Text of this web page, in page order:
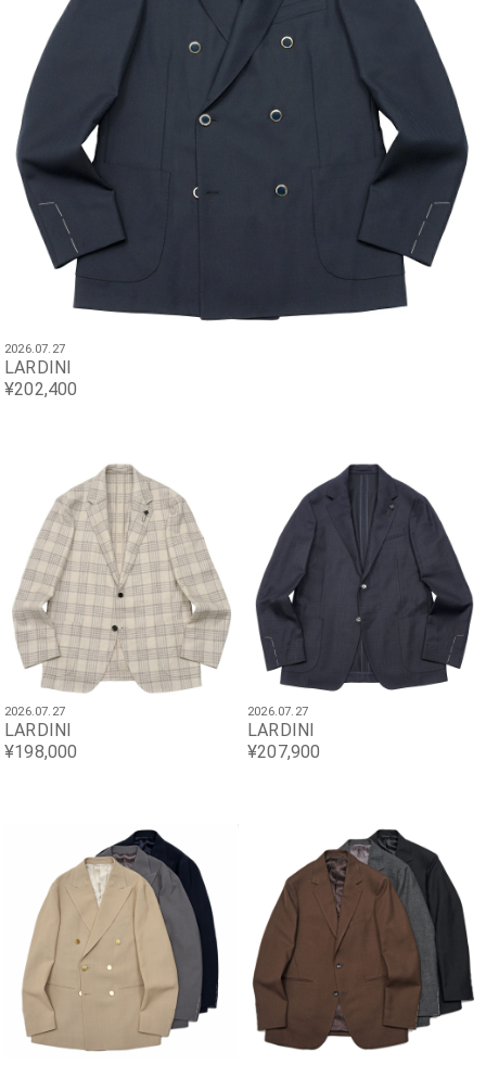
2026.07.27
LARDINI
¥202,400
2026.07.27
LARDINI
¥198,000
2026.07.27
LARDINI
¥207,900